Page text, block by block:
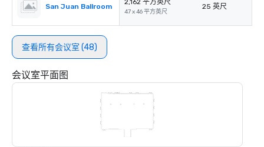
San Juan Ballroom
2,162 平方英尺
47 x 46 平方英尺
25 英尺
查看所有会议室 (48)
会议室平面图